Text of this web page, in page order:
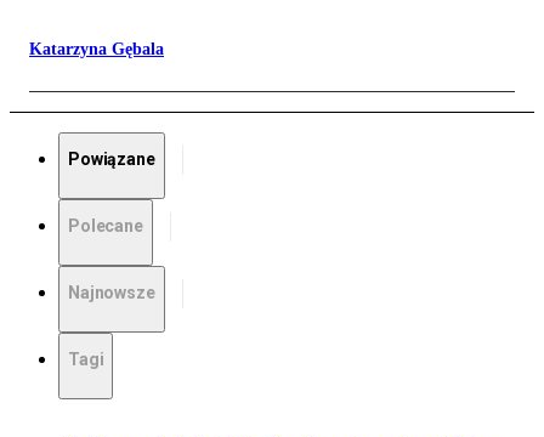
Katarzyna Gębala
Powiązane
Polecane
Najnowsze
Tagi